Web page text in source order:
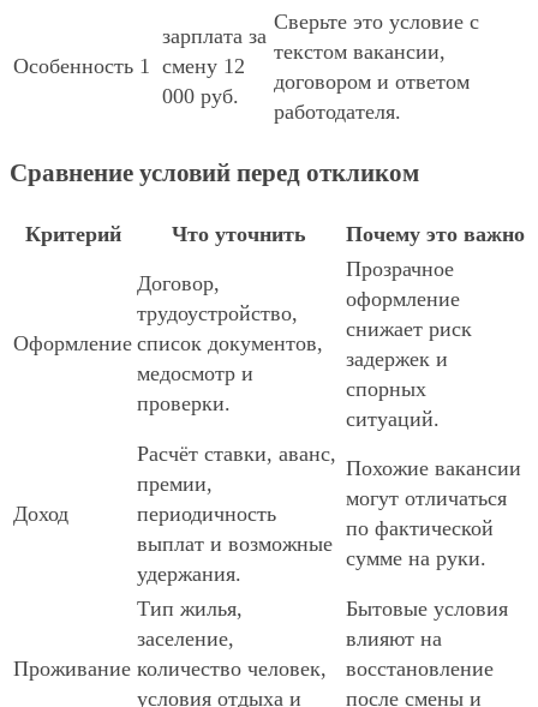
Особенность 1
зарплата за
смену 12
000 руб.
Сверьте это условие с
текстом вакансии,
договором и ответом
работодателя.
Сравнение условий перед откликом
Критерий Что уточнить Почему это важно
Оформление
Договор,
трудоустройство,
список документов,
медосмотр и
проверки.
Прозрачное
оформление
снижает риск
задержек и
спорных
ситуаций.
Доход
Расчёт ставки, аванс,
премии,
периодичность
выплат и возможные
удержания.
Похожие вакансии
могут отличаться
по фактической
сумме на руки.
Проживание
Тип жилья,
заселение,
количество человек,
условия отдыха и
Бытовые условия
влияют на
восстановление
после смены и